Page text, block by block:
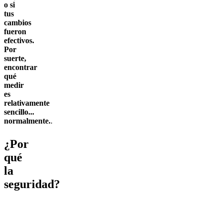
o si
tus
cambios
fueron
efectivos.
Por
suerte,
encontrar
qué
medir
es
relativamente
sencillo...
normalmente..
¿Por
qué
la
seguridad?